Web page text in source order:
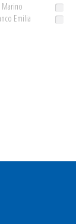
Marino
Emilia